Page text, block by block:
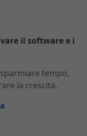
il software e i
tempo,
la crescita.